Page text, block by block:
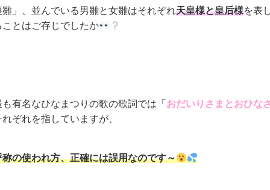
」、並んでいる男雛と女雛はそれぞれ天皇様と皇后様を表
とはご存じでしたか
有名なひなまつりの歌の歌詞では「 おだいりさまとおひな
ぞれを指していますが、
の使われ方、正確には誤用なのです～